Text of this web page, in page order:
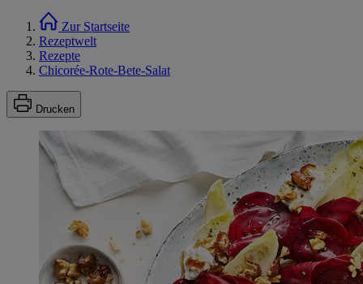
Zur Startseite
Rezeptwelt
Rezepte
Chicorée-Rote-Bete-Salat
Drucken